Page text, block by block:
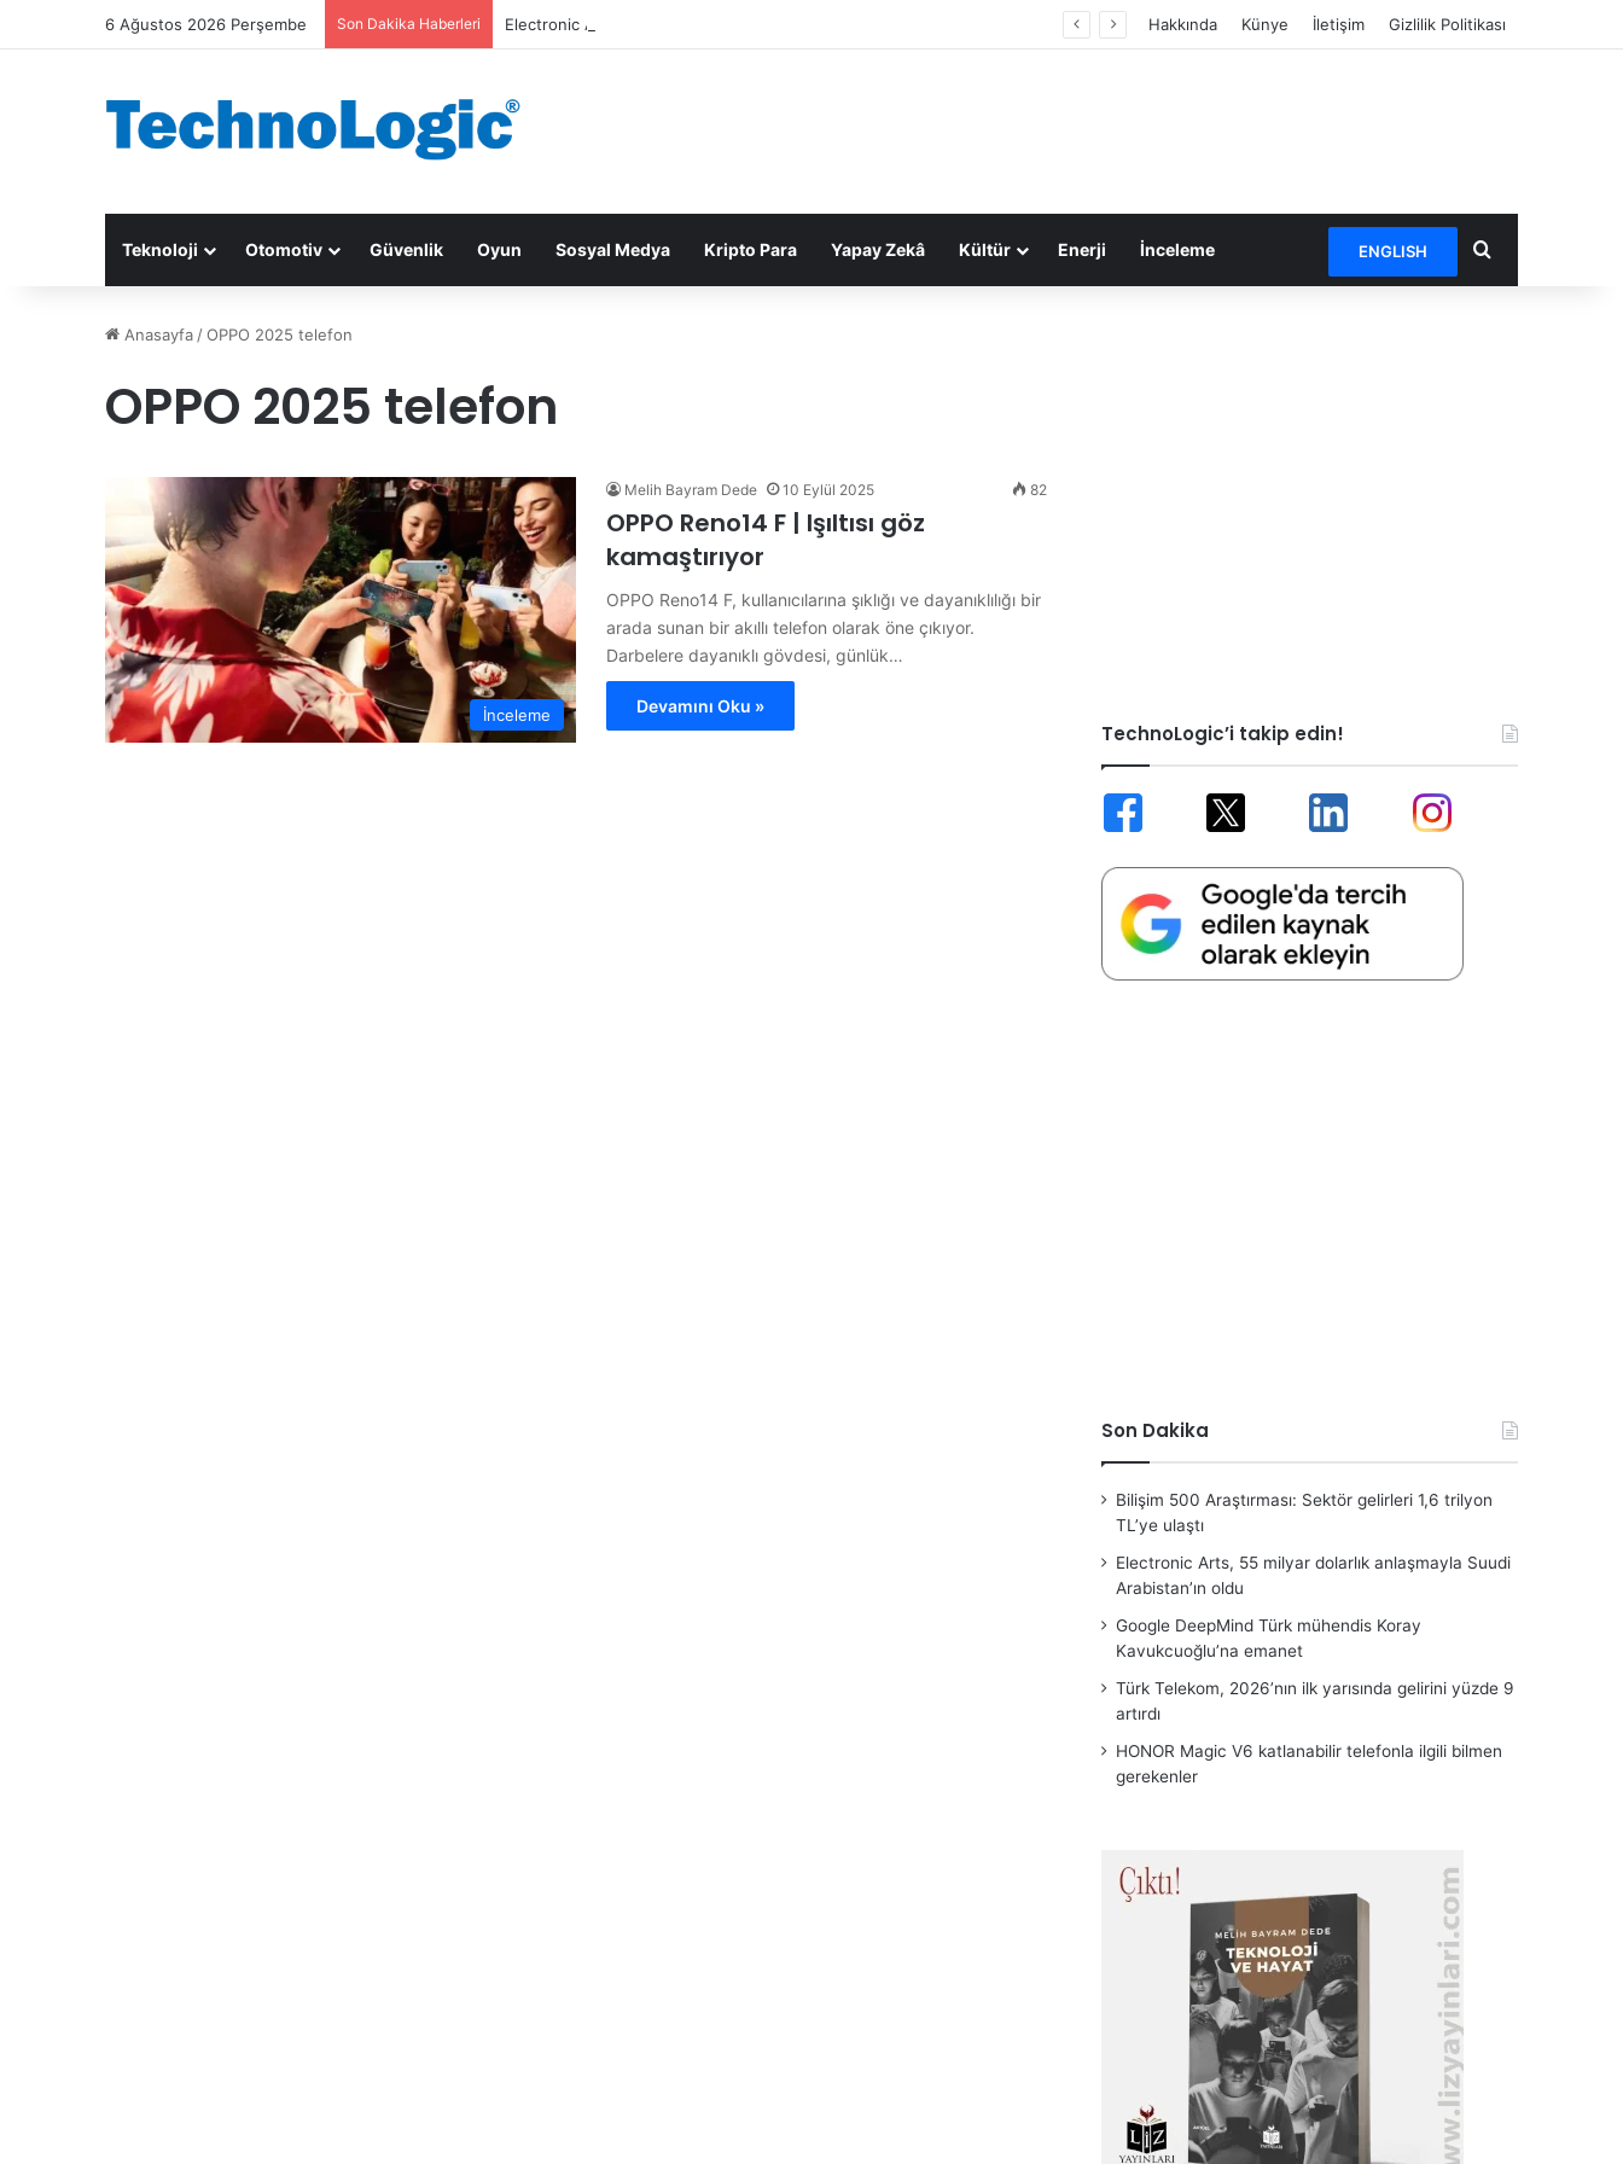
6 Ağustos 2026 Perşembe Son Dakika Haberleri Electronic Arts, 55 milyar dolarlık anlaşmayla Suudi Arabistan’ın oldu Hakkında Künye İletişim Gizlilik Politikası
Teknoloji Otomotiv Güvenlik Oyun Sosyal Medya Kripto Para Yapay Zekâ Kültür Enerji İnceleme ENGLISH Arama yap ...
Anasayfa /OPPO 2025 telefon
OPPO 2025 telefon
İnceleme
Melih Bayram Dede 10 Eylül 2025 82
OPPO Reno14 F | Işıltısı göz
kamaştırıyor
OPPO Reno14 F, kullanıcılarına şıklığı ve dayanıklılığı bir
arada sunan bir akıllı telefon olarak öne çıkıyor.
Darbelere dayanıklı gövdesi, günlük…
Devamını Oku »
TechnoLogic’i takip edin!
Son Dakika
Bilişim 500 Araştırması: Sektör gelirleri 1,6 trilyon
TL’ye ulaştı
Electronic Arts, 55 milyar dolarlık anlaşmayla Suudi
Arabistan’ın oldu
Google DeepMind Türk mühendis Koray
Kavukcuoğlu’na emanet
Türk Telekom, 2026’nın ilk yarısında gelirini yüzde 9
artırdı
HONOR Magic V6 katlanabilir telefonla ilgili bilmen
gerekenler